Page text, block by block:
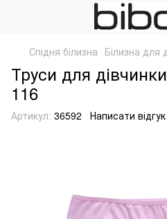
Спідня білизна Білизна для
Труси для
116
Артикул: 36592 Написати відгук